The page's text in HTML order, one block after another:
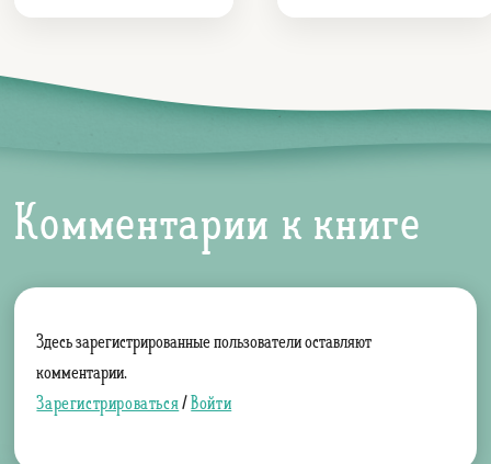
Комментарии к книге
Здесь зарегистрированные пользователи оставляют
комментарии.
Зарегистрироваться/Войти